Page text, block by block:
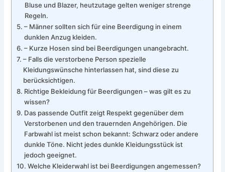
Bluse und Blazer, heutzutage gelten weniger strenge
Regeln.
– Männer sollten sich für eine Beerdigung in einem
dunklen Anzug kleiden.
– Kurze Hosen sind bei Beerdigungen unangebracht.
– Falls die verstorbene Person spezielle
Kleidungswünsche hinterlassen hat, sind diese zu
berücksichtigen.
Richtige Bekleidung für Beerdigungen – was gilt es zu
wissen?
Das passende Outfit zeigt Respekt gegenüber dem
Verstorbenen und den trauernden Angehörigen. Die
Farbwahl ist meist schon bekannt: Schwarz oder andere
dunkle Töne. Nicht jedes dunkle Kleidungsstück ist
jedoch geeignet.
Welche Kleiderwahl ist bei Beerdigungen angemessen?